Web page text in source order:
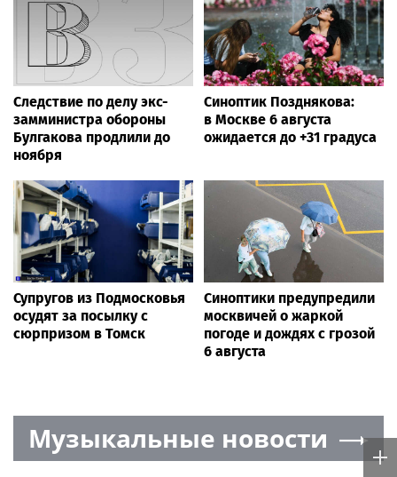
Следствие по делу экс-
замминистра обороны
Булгакова продлили до
ноября
Синоптик Позднякова:
в Москве 6 августа
ожидается до +31 градуса
Супругов из Подмосковья
осудят за посылку с
сюрпризом в Томск
Синоптики предупредили
москвичей о жаркой
погоде и дождях с грозой
6 августа
Музыкальные новости